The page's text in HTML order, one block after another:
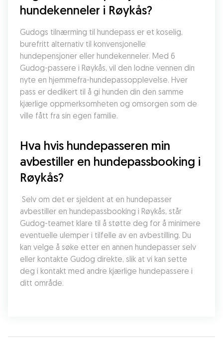
hundekenneler i Røykås?
Gudogs tilnærming til hundepass er et koselig,
burefritt alternativ til konvensjonelle
hundepensjoner eller hundekenneler. Med 6
Gudog-passere i Røykås, vil den lodne vennen din
nyte en hjemmefra-hundepassopplevelse. Hver
pass er dedikert til å gi hunden din den samme
kjærlige oppmerksomheten og omsorgen som de
ville fått fra sin egen familie.
Hva hvis hundepasseren min
avbestiller en hundepassbooking i
Røykås?
avbestiller en hundepassbooking i Røykås, står
Gudog-teamet klare til å støtte deg for å minimere
eventuelle ulemper i tilfelle av en avbestilling. Du
kan velge å søke etter en annen hundepasser selv
eller kontakte Gudog direkte, slik at vi kan sette
deg i kontakt med andre kjærlige hundepassere i
ditt område.